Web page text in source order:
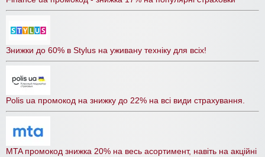
Знижки до 60% в Stylus на уживану техніку для всіх!
Polis ua промокод на знижку до 22% на всі види страхування.
MTA промокод знижка 20% на весь асортимент, навіть на акційні